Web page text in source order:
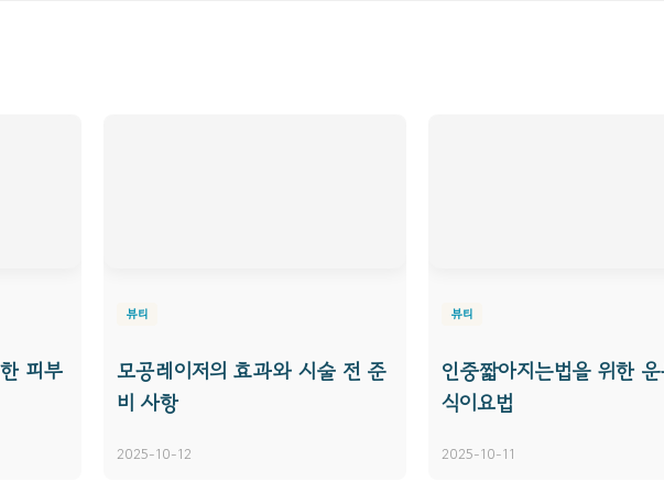
피부
뷰티
모공레이저의 효과와 시술 전 준
비 사항
2025-10-12
뷰티
인중짧아지는법을 위한
식이요법
2025-10-11